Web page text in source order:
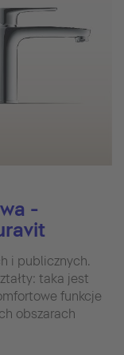
-
i publicznych.
taka jest
funkcje
obszarach